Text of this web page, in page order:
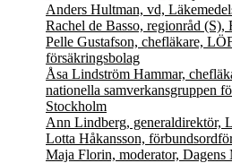
Anders Hultman, vd,
Rachel de Basso, regionråd (S),
Pelle Gustafson, chefläkare,
försäkringsbolag
Åsa Lindström Hammar,
nationella samverkansgruppen
Stockholm
Ann Lindberg, generaldirektör,
Lotta Håkansson,
Maja Florin, moderator, Dagens